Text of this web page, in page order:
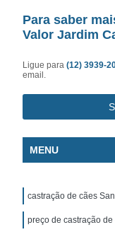
Para saber
Valor Jardim
Ligue para(12) 3939-
email.
MENU
castração de cães
preço de castração